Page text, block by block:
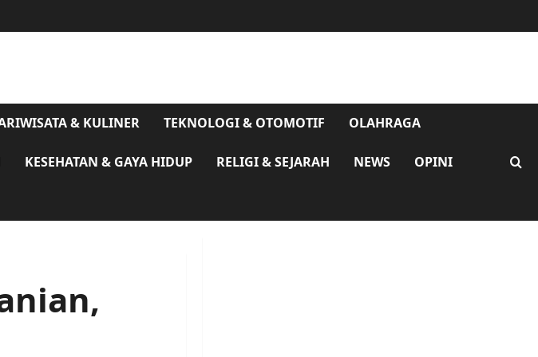
& KULINER TEKNOLOGI & OTOMOTIF OLAHRAGA
KESEHATAN & GAYA HIDUP RELIGI & SEJARAH NEWS OPINI